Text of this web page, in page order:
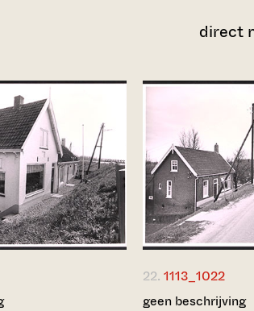
direct
22. 1113_1022
geen beschrijving